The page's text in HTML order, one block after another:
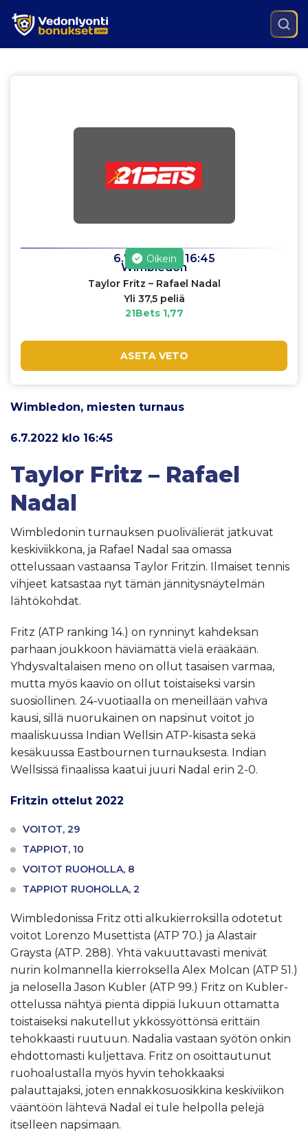
6.7.2022 klo 16:45
Wimbledon
Taylor Fritz – Rafael Nadal
Yli 37,5 peliä
21Bets 1,77
Oikein
ASETA VETO
Wimbledon, miesten turnaus
6.7.2022 klo 16:45
Taylor Fritz – Rafael
Nadal
Wimbledonin turnauksen puolivälierät jatkuvat
keskiviikkona, ja Rafael Nadal saa omassa
ottelussaan vastaansa Taylor Fritzin. Ilmaiset tennis
vihjeet katsastaa nyt tämän jännitysnäytelmän
lähtökohdat.
Fritz (ATP ranking 14.) on rynninyt kahdeksan
parhaan joukkoon häviämättä vielä erääkään.
Yhdysvaltalaisen meno on ollut tasaisen varmaa,
mutta myös kaavio on ollut toistaiseksi varsin
suosiollinen. 24-vuotiaalla on meneillään vahva
kausi, sillä nuorukainen on napsinut voitot jo
maaliskuussa Indian Wellsin ATP-kisasta sekä
kesäkuussa Eastbournen turnauksesta. Indian
Wellsissä finaalissa kaatui juuri Nadal erin 2-0.
Fritzin ottelut 2022
VOITOT, 29
TAPPIOT, 10
VOITOT RUOHOLLA, 8
TAPPIOT RUOHOLLA, 2
Wimbledonissa Fritz otti alkukierroksilla odotetut
voitot Lorenzo Musettista (ATP 70.) ja Alastair
Graysta (ATP. 288). Yhtä vakuuttavasti menivät
nurin kolmannella kierroksella Alex Molcan (ATP 51.)
ja nelosella Jason Kubler (ATP 99.) Fritz on Kubler-
ottelussa nähtyä pientä dippiä lukuun ottamatta
toistaiseksi nakutellut ykkössyöttönsä erittäin
tehokkaasti ruutuun. Nadalia vastaan syötön onkin
ehdottomasti kuljettava. Fritz on osoittautunut
ruohoalustalla myös hyvin tehokkaaksi
palauttajaksi, joten ennakkosuosikkina keskiviikon
vääntöön lähtevä Nadal ei tule helpolla pelejä
itselleen napsimaan.